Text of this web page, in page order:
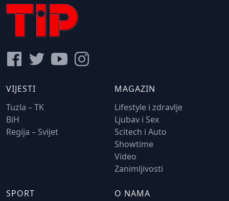
VIJESTI
Tuzla – TK
BiH
Regija – Svijet
MAGAZIN
Lifestyle i zdravlje
Ljubav i Sex
Scitech i Auto
Showtime
Video
Zanimljivosti
SPORT O NAMA